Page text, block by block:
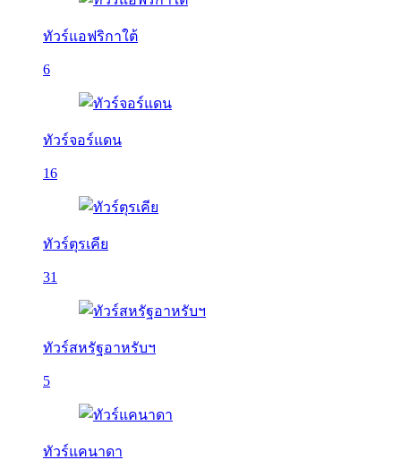
ทัวร์แอฟริกาใต้
6
ทัวร์จอร์แดน
16
ทัวร์ตุรเคีย
31
ทัวร์สหรัฐอาหรับฯ
5
ทัวร์แคนาดา